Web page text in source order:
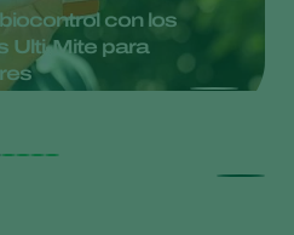
con los
Ulti-Mite para